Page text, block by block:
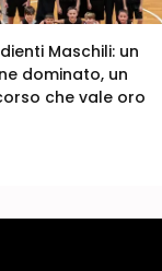
Maschili: un
dominato, un
che vale oro